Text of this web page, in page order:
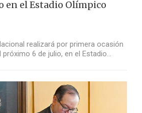
en el Estadio Olímpico
realizará por primera ocasión
próximo 6 de julio, en el Estadio…